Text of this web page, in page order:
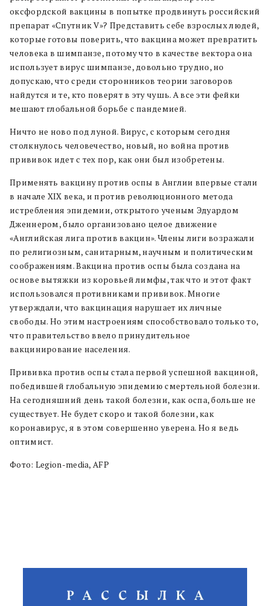
оксфордской вакцины в попытке продвинуть российский
препарат «Спутник V»? Представить себе взрослых людей,
которые готовы поверить, что вакцина может превратить
человека в шимпанзе, потому что в качестве вектора она
использует вирус шимпанзе, довольно трудно, но
допускаю, что среди сторонников теории заговоров
найдутся и те, кто поверят в эту чушь. А все эти фейки
мешают глобальной борьбе с пандемией.
Ничто не ново под луной. Вирус, с которым сегодня
столкнулось человечество, новый, но война против
прививок идет с тех пор, как они был изобретены.
Применять вакцину против оспы в Англии впервые стали
в начале XIX века, и против революционного метода
истребления эпидемии, открытого ученым Эдуардом
Дженнером, было организовано целое движение
«Английская лига против вакцин». Члены лиги возражали
по религиозным, санитарным, научным и политическим
соображениям. Вакцина против оспы была создана на
основе вытяжки из коровьей лимфы, так что и этот факт
использовался противниками прививок. Многие
утверждали, что вакцинация нарушает их личные
свободы. Но этим настроениям способствовало только то,
что правительство ввело принудительное
вакцинирование населения.
Прививка против оспы стала первой успешной вакциной,
победившей глобальную эпидемию смертельной болезни.
На сегодняшний день такой болезни, как оспа, больше не
существует. Не будет скоро и такой болезни, как
коронавирус, я в этом совершенно уверена. Но я ведь
оптимист.
Фото: Legion-media, AFP